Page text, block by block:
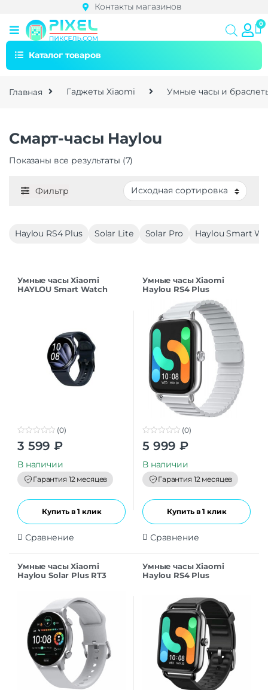
Контакты магазинов
Каталог товаров
Главная Гаджеты Xiaomi Умные часы и
Смарт-часы Haylou
Показаны все результаты (7)
Фильтр
Haylou RS4 Plus Solar Lite Solar Pro Haylou Smart
Умные часы Xiaomi
HAYLOU Smart Watch
0
o
t
o
f
5
(0)
3 599 ₽
В наличии
Гарантия 12 месяцев
Купить в 1 клик
Сравнение
Умные часы Xiaomi
Haylou RS4 Plus
Smartwatch 1,78
“AMOLED Ceramic Strap
Silver EU
0
o
t
o
f
5
(0)
5 999 ₽
В наличии
Гарантия 12 месяцев
Купить в 1 клик
Сравнение
Умные часы Xiaomi
Haylou Solar Plus RT3
Умные часы Xiaomi
Haylou RS4 Plus
Black EU